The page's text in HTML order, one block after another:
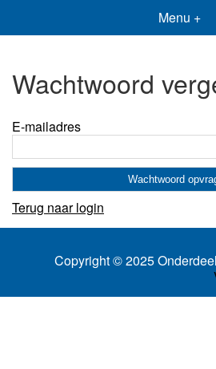
Menu +
Wachtwoord
E-mailadres
Terug naar login
Copyright © 2025